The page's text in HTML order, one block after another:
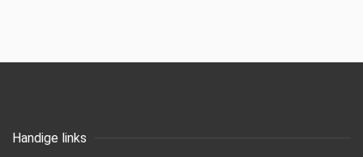
Handige links